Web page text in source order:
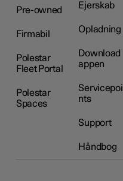
Pre-owned
Firmabil
Polestar
Fleet Portal
Polestar
Spaces
Ejerskab
Opladning
Download
appen
Servicepoi
nts
Support
Håndbog